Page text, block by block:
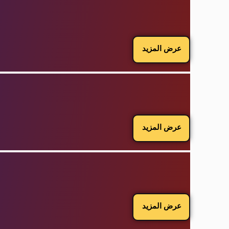
عرض المزيد
عرض المزيد
عرض المزيد